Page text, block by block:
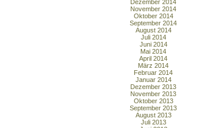
Dezember 2014
November 2014
Oktober 2014
September 2014
August 2014
Juli 2014
Juni 2014
Mai 2014
April 2014
März 2014
Februar 2014
Januar 2014
Dezember 2013
November 2013
Oktober 2013
September 2013
August 2013
Juli 2013